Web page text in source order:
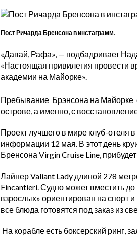
Пост Ричарда Бренсона в инстаграмм.
«Давай, Рафа», — подбадривает
«Настоящая привилегия провести
академии на Майорке».
Пребывание Брэнсона на Майорке
острове, а именно, с
Проект лучшего в мире клуб-отеля
информации 12 мая. В этот день
Бренсона Virgin Cruise Line,
Лайнер Valiant Lady длиной 278
Fincantieri. Судно может вместить
взрослых» ориентирован на спорт
все блюда готовятся под заказ из
На корабле есть боксерский ринг,